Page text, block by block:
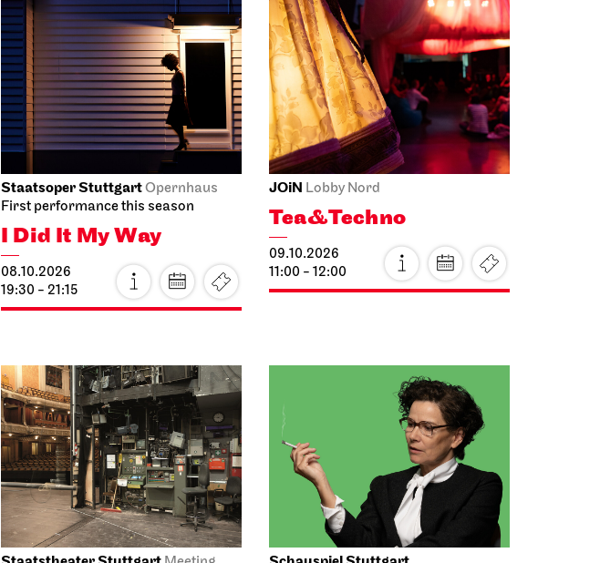
Staatsoper StuttgartOpernhaus
First performance this season
I Did It My Way
08.10.2026
19:30 - 21:15
JOiN Lobby Nord
Tea&Techno
09.10.2026
11:00 - 12:00